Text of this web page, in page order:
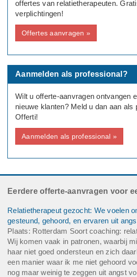
offertes van relatietherapeuten.
verplichtingen!
Offertes aanvragen »
Aanmelden als professional?
Wilt u offerte-aanvragen ontvangen
nieuwe klanten? Meld u dan aan als
Offerti!
Aanmelden als professional »
Eerdere offerte-aanvragen voor
Relatietherapeut gezocht: We voelen
gesteund, gehoord, en ervaren uit
Plaats: Rotterdam Soort coaching:
Wij komen vaak in patronen, waarbij
haar niet goed ondersteun en zich
een manier waar ik me niet gehoord
nog maar weinig te zeggen uit angst